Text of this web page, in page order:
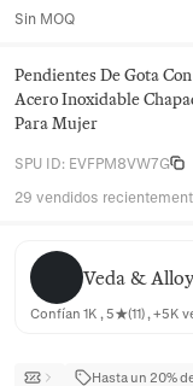
Sin MOQ
Pendientes De Gota
Acero Inoxidable
Para Mujer
SPU ID: EVFPM8VW7G
29 vendidos
Veda & Alloy
Veda &
Confían 1K , 5★(11) , +5K
Hasta un 20%